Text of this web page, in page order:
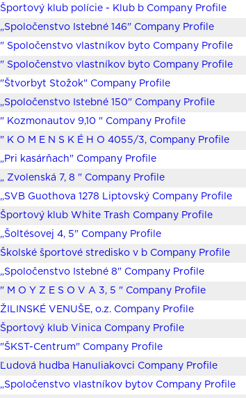
Športový klub polície - Klub b Company Profile
„Spoločenstvo Istebné 146" Company Profile
" Spoločenstvo vlastníkov byto Company Profile
" Spoločenstvo vlastníkov byto Company Profile
"Štvorbyt Stožok" Company Profile
„Spoločenstvo Istebné 150" Company Profile
" Kozmonautov 9,10 " Company Profile
" K O M E N S K É H O 4055/3, Company Profile
„Pri kasárňach" Company Profile
„ Zvolenská 7, 8 " Company Profile
,,SVB Guothova 1278 Liptovský Company Profile
Športový klub White Trash Company Profile
„Šoltésovej 4, 5" Company Profile
Školské športové stredisko v b Company Profile
„Spoločenstvo Istebné 8" Company Profile
" M O Y Z E S O V A 3, 5 " Company Profile
ŽILINSKÉ VENUŠE, o.z. Company Profile
Športový klub Vinica Company Profile
"ŠKST-Centrum" Company Profile
Ľudová hudba Hanuliakovci Company Profile
„Spoločenstvo vlastníkov bytov Company Profile